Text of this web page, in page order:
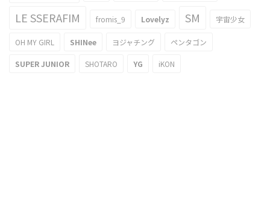
LE SSERAFIM fromis_9 Lovelyz SM 宇宙少女
OH MY GIRL SHINee ヨジャチング ペンタゴン
SUPER JUNIOR SHOTARO YG iKON